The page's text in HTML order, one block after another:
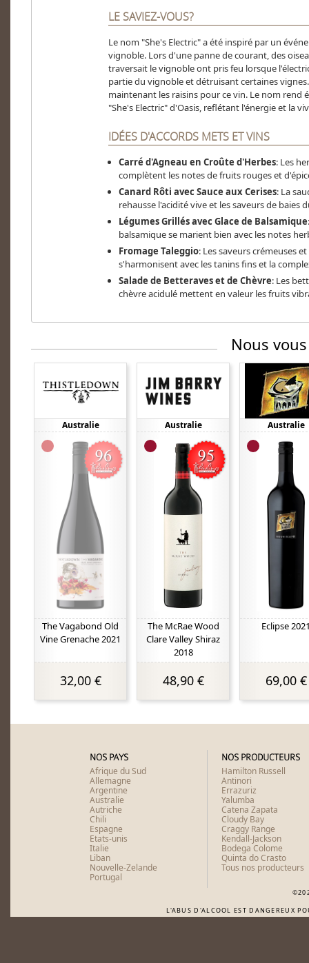
LE SAVIEZ-VOUS?
Le nom "She's Electric" a été inspiré par un
vignoble. Lors d'une panne de courant, des
traversait le vignoble ont pris feu lorsque
partie du vignoble et détruisant certaines
maintenant les raisins pour ce vin. Le nom rend
"She's Electric" d'Oasis, reflétant l'énergie et la
IDÉES D'ACCORDS METS ET VINS
Carré d'Agneau en Croûte d'Herbes: Les
complètent les notes de fruits rouges et
Canard Rôti avec Sauce aux Cerises: La
rehausse l'acidité vive et les saveurs de baies
Légumes Grillés avec Glace de Balsamique
balsamique se marient bien avec les notes
Fromage Taleggio: Les saveurs crémeuses
s'harmonisent avec les tanins fins et la
Salade de Betteraves et de Chèvre: Les
chèvre acidulé mettent en valeur les fruits
Nous
Australie
The Vagabond Old
Vine Grenache 2021
32,00 €
Australie
The McRae Wood
Clare Valley Shiraz
2018
48,90 €
Australie
Eclipse
69,00 €
NOS PAYS
Afrique du Sud
Allemagne
Argentine
Australie
Autriche
Chili
Espagne
Etats-unis
Italie
Liban
Nouvelle-Zelande
Portugal
NOS PRODUCTEURS
Hamilton Russell
Antinori
Errazuriz
Yalumba
Catena Zapata
Cloudy Bay
Craggy Range
Kendall-Jackson
Bodega Colome
Quinta do Crasto
Tous nos producteurs
L'ABUS D'ALCOOL EST DANGEREUX